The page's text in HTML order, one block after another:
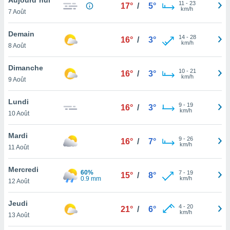
et
»,
au
vous
qu'ils
ou
le
ainsi
un
la
du
7 Août
17° / 5° 11 - 23
km/h
Demain
8 Août
16° / 3° 14- 28
km/h
Dimanche
9 Août
16° / 3° 10- 21
km/h
Lundi
10 Août
16° / 3° 9- 19
km/h
Mardi
11 Août
16° / 7° 9- 26
km/h
Mercredi
12 Août
60%
0.9 mm
15° / 8° 7- 19
km/h
Jeudi
13 Août
21° / 6° 4- 20
km/h